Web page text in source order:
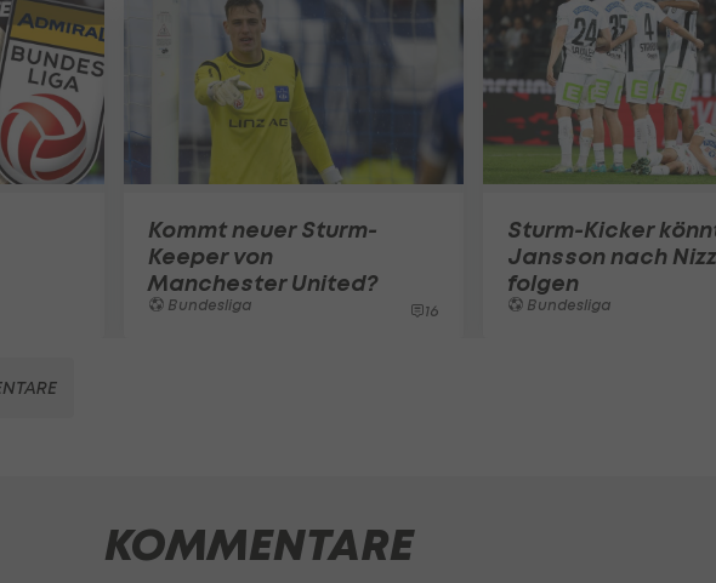
Kommt neuer Sturm-
Keeper von
Manchester United?
Bundesliga 16
Sturm-Kicker
Jansson nach
folgen
Bundesliga
KOMMENTARE